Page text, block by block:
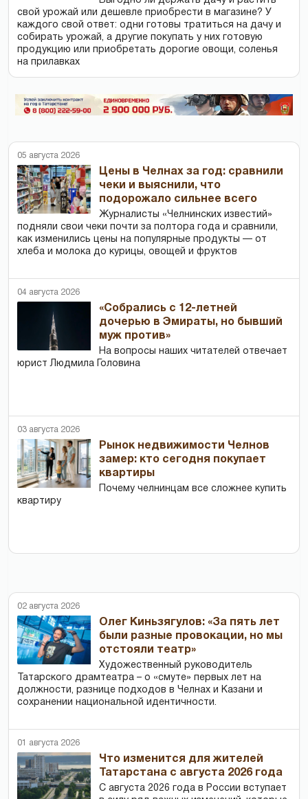
свой урожай или дешевле приобрести в магазине? У
каждого свой ответ: одни готовы тратиться на дачу и
собирать урожай, а другие покупать у них готовую
продукцию или приобретать дорогие овощи, соленья
на прилавках
05 августа 2026
Цены в Челнах за год: сравнили
чеки и выяснили, что
подорожало сильнее всего
Журналисты «Челнинских известий»
подняли свои чеки почти за полтора года и сравнили,
как изменились цены на популярные продукты — от
хлеба и молока до курицы, овощей и фруктов
04 августа 2026
«Собрались с 12-летней
дочерью в Эмираты, но бывший
муж против»
На вопросы наших читателей отвечает
юрист Людмила Головина
03 августа 2026
Рынок недвижимости Челнов
замер: кто сегодня покупает
квартиры
Почему челнинцам все сложнее купить
квартиру
02 августа 2026
Олег Киньзягулов: «За пять лет
были разные провокации, но мы
отстояли театр»
Художественный руководитель
Татарского драмтеатра – о «смуте» первых лет на
должности, разнице подходов в Челнах и Казани и
сохранении национальной идентичности.
01 августа 2026
Что изменится для жителей
Татарстана с августа 2026 года
С августа 2026 года в России вступает